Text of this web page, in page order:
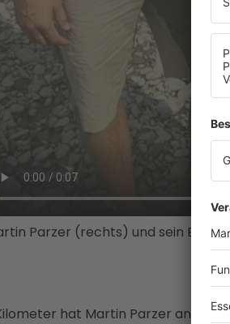
Parzer (rechts) und sein
hat Martin Parzer